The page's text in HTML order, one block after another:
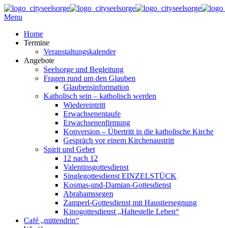
Menu
Home
Termine
Veranstaltungskalender
Angebote
Seelsorge und Begleitung
Fragen rund um den Glauben
Glaubensinformation
Katholisch sein – katholisch werden
Wiedereintritt
Erwachsenentaufe
Erwachsenenfirmung
Konversion – Übertritt in die katholische Kirche
Gespräch vor einem Kirchenaustritt
Spirit und Gebet
12 nach 12
Valentinsgottesdienst
Singlegottesdienst EINZELSTÜCK
Kosmas-und-Damian-Gottesdienst
Abrahamssegen
Zamperl-Gottesdienst mit Haustiersegnung
Kinogottesdienst „Haltestelle Leben“
Café „mittendrin“